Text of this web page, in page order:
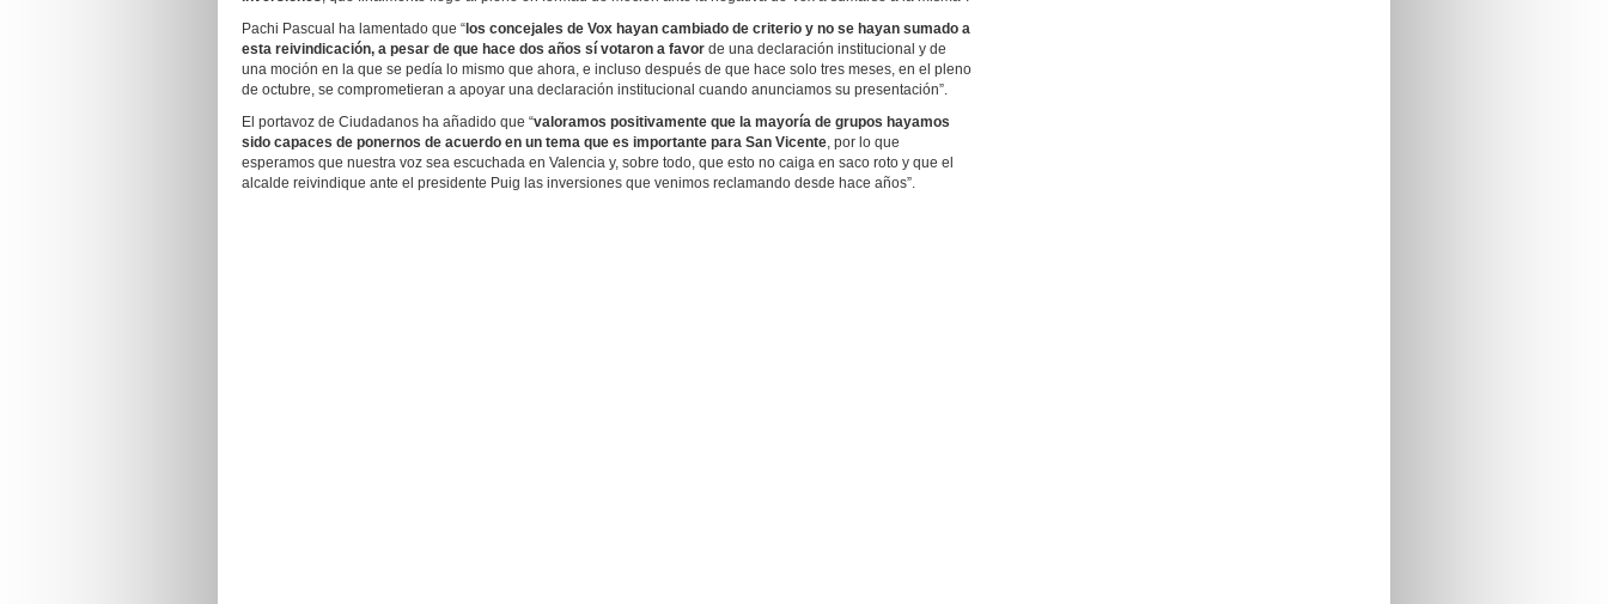
Pachi Pascual ha lamentado que “ los concejales de Vox hayan cambiado de criterio y no se hayan sumado a
esta reivindicación, a pesar de que hace dos años sí votaron a favor de una declaración institucional y de
una moción en la que se pedía lo mismo que ahora, e incluso después de que hace solo tres meses, en el pleno
de octubre, se comprometieran a apoyar una declaración institucional cuando anunciamos su presentación”.
El portavoz de Ciudadanos ha añadido que “valoramos positivamente que la mayoría de grupos hayamos
sido capaces de ponernos de acuerdo en un tema que es importante para San Vicente, por lo que
esperamos que nuestra voz sea escuchada en Valencia y, sobre todo, que esto no caiga en saco roto y que el
alcalde reivindique ante el presidente Puig las inversiones que venimos reclamando desde hace años”.